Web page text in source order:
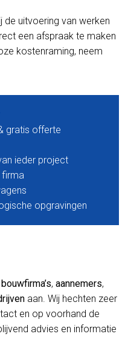
de uitvoering van werken
een afspraak te maken
kostenraming, neem
gratis offerte
ieder project
firma
opgravingen
bouwfirma’s, aannemers,
aan. Wij hechten zeer
en op voorhand de
advies en informatie